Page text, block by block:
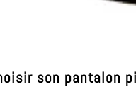
son pantalon